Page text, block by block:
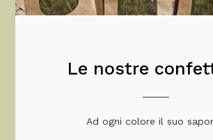
Le nostre
Ad ogni colore il suo